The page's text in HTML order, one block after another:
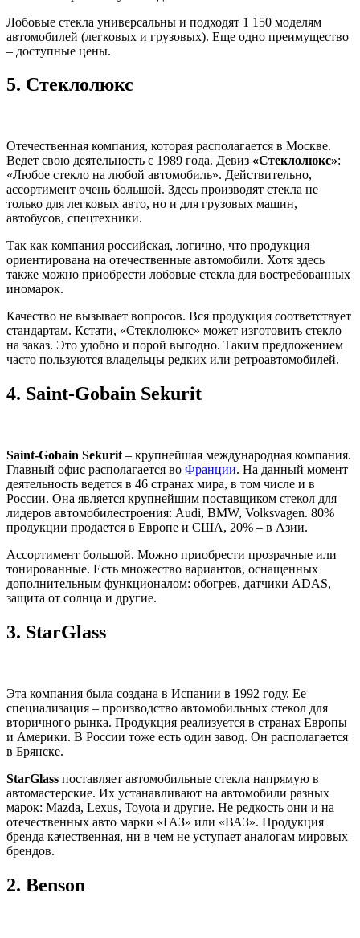
Лобовые стекла универсальны и подходят 1 150 моделям
автомобилей (легковых и грузовых). Еще одно преимущество
– доступные цены.
5. Стеклолюкс
Отечественная компания, которая располагается в Москве.
Ведет свою деятельность с 1989 года. Девиз «Стеклолюкс»:
«Любое стекло на любой автомобиль». Действительно,
ассортимент очень большой. Здесь производят стекла не
только для легковых авто, но и для грузовых машин,
автобусов, спецтехники.
Так как компания российская, логично, что продукция
ориентирована на отечественные автомобили. Хотя здесь
также можно приобрести лобовые стекла для востребованных
иномарок.
Качество не вызывает вопросов. Вся продукция соответствует
стандартам. Кстати, «Стеклолюкс» может изготовить стекло
на заказ. Это удобно и порой выгодно. Таким предложением
часто пользуются владельцы редких или ретроавтомобилей.
4. Saint-Gobain Sekurit
Saint-Gobain Sekurit – крупнейшая международная компания.
Главный офис располагается во Франции. На данный момент
деятельность ведется в 46 странах мира, в том числе и в
России. Она является крупнейшим поставщиком стекол для
лидеров автомобилестроения: Audi, BMW, Volksvagen. 80%
продукции продается в Европе и США, 20% – в Азии.
Ассортимент большой. Можно приобрести прозрачные или
тонированные. Есть множество вариантов, оснащенных
дополнительным функционалом: обогрев, датчики ADAS,
защита от солнца и другие.
3. StarGlass
Эта компания была создана в Испании в 1992 году. Ее
специализация – производство автомобильных стекол для
вторичного рынка. Продукция реализуется в странах Европы
и Америки. В России тоже есть один завод. Он располагается
в Брянске.
StarGlass поставляет автомобильные стекла напрямую в
автомастерские. Их устанавливают на автомобили разных
марок: Mazda, Lexus, Toyota и другие. Не редкость они и на
отечественных авто марки «ГАЗ» или «ВАЗ». Продукция
бренда качественная, ни в чем не уступает аналогам мировых
брендов.
2. Benson